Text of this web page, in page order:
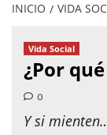
INICIO VIDA
Vida Social
¿Por
0
Y si